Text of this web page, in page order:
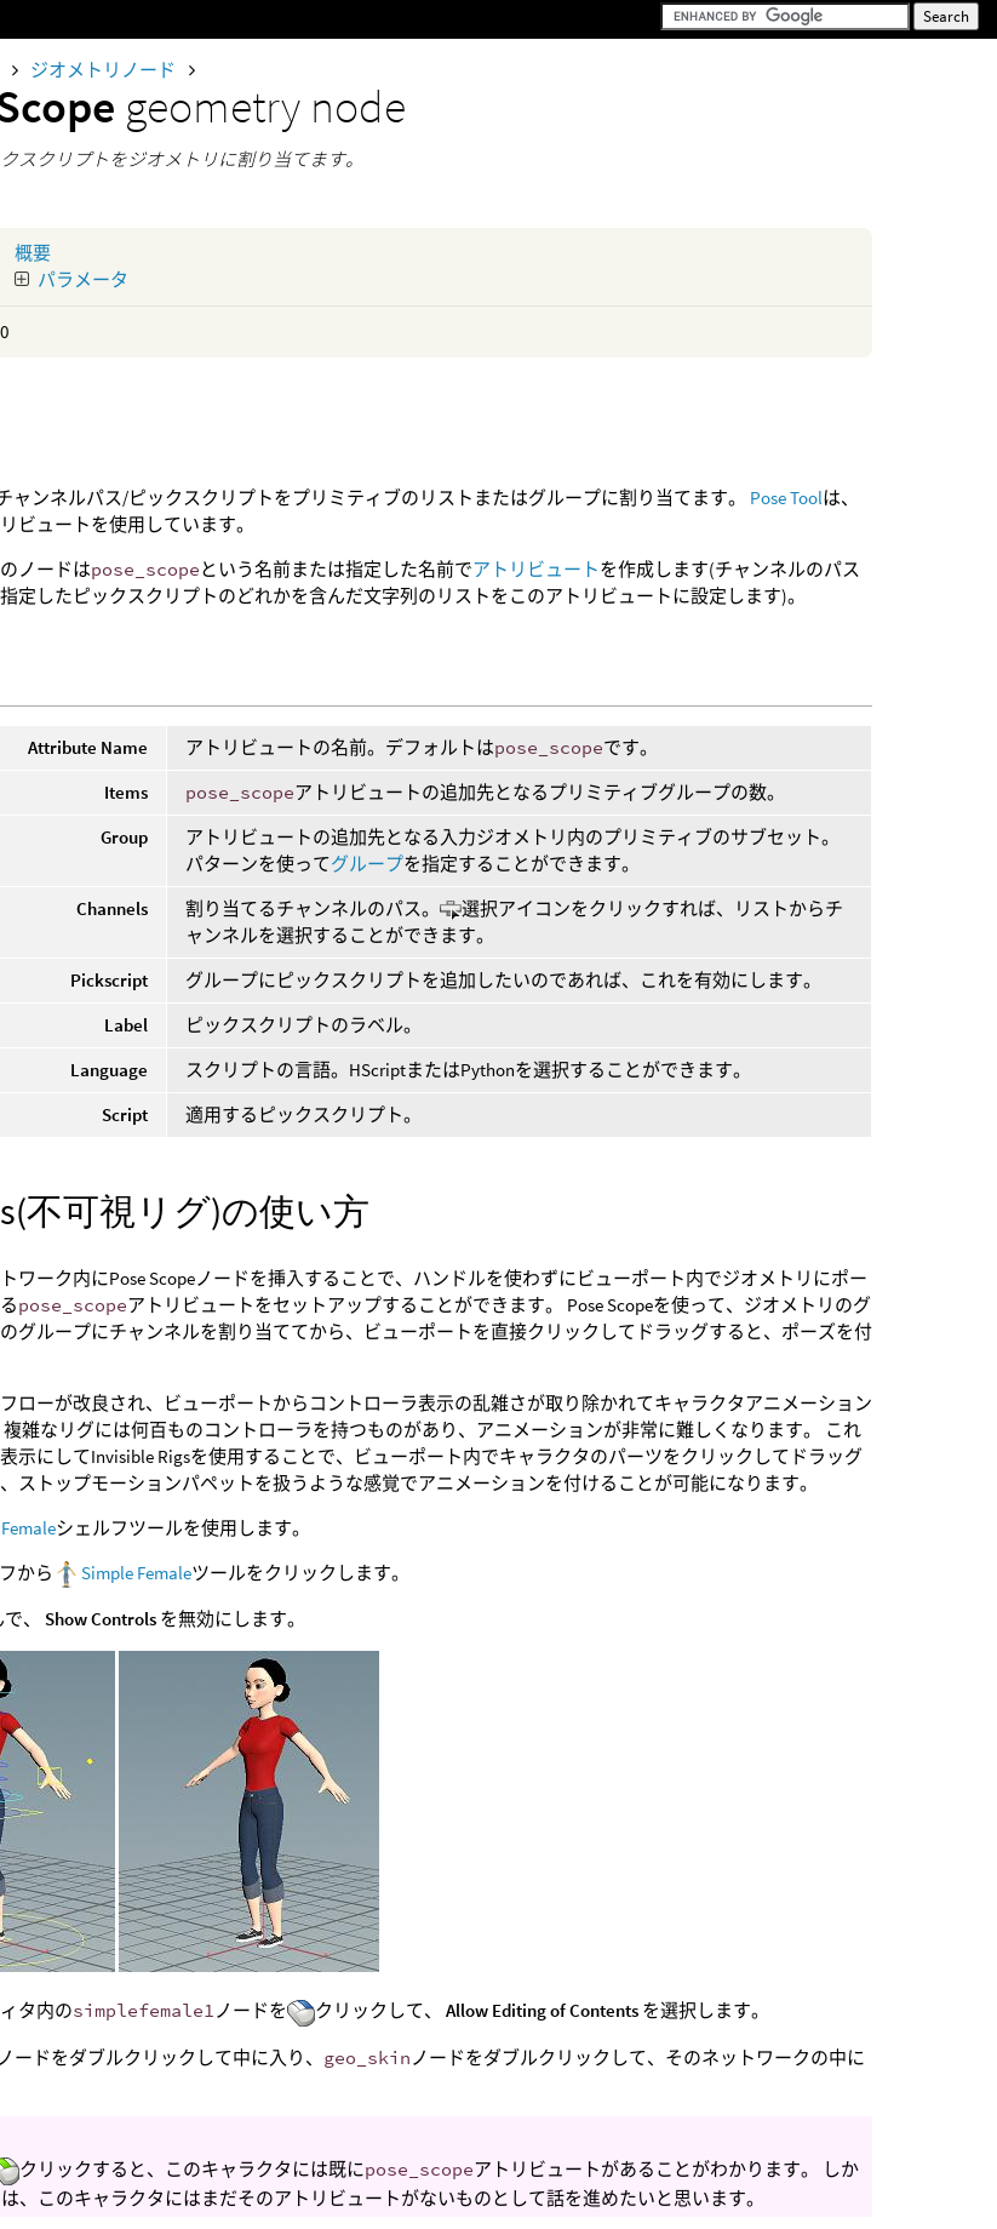
ジオメトリノード
geometry node
スクリプトをジオメトリに割り当てます。
概要
パラメータ
ャンネルパス/ピックスクリプトをプリミティブのリストまたはグループに割り当てます。 Pose Toolは、
ビュートを使用しています。
ノードはpose_scopeという名前または指定した名前でアトリビュートを作成します(チャンネルのパス
定したピックスクリプトのどれかを含んだ文字列のリストをこのアトリビュートに設定します)。
Attribute Name アトリビュートの名前。デフォルトはpose_scopeです。
Items
pose_scopeアトリビュートの追加先となるプリミティブグループの数。
Group
アトリビュートの追加先となる入力ジオメトリ内のプリミティブのサブセット。
パターンを使ってグループを指定することができます。
Channels
割り当てるチャンネルのパス。
選択アイコンをクリックすれば、リストからチ
ャンネルを選択することができます。
Pickscript
グループにピックスクリプトを追加したいのであれば、これを有効にします。
Label
ピックスクリプトのラベル。
Language
スクリプトの言語。HScriptまたはPythonを選択することができます。
Script
適用するピックスクリプト。
不可視リグ)の使い方
ワーク内にPose Scopeノードを挿入することで、ハンドルを使わずにビューポート内でジオメトリにポー
pose_scopeアトリビュートをセットアップすることができます。 Pose Scopeを使って、ジオメトリのグ
グループにチャンネルを割り当ててから、ビューポートを直接クリックしてドラッグすると、ポーズを付
ローが改良され、ビューポートからコントローラ表示の乱雑さが取り除かれてキャラクタアニメーション
雑なリグには何百ものコントローラを持つものがあり、アニメーションが非常に難しくなります。 これ
示にしてInvisible Rigsを使用することで、ビューポート内でキャラクタのパーツをクリックしてドラッグ
ストップモーションパペットを扱うような感覚でアニメーションを付けることが可能になります。
シェルフツールを使用します。
から Simple Femaleツールをクリックします。
、 Show Controls を無効にします。
タ内のsimplefemale1ノードを クリックして、 Allow Editing of Contentsを選択します。
ノードをダブルクリックして中に入り、 geo_skinノードをダブルクリックして、そのネットワークの中に
クリックすると、このキャラクタには既にpose_scopeアトリビュートがあることがわかります。 しか
、このキャラクタにはまだそのアトリビュートがないものとして話を進めたいと思います。